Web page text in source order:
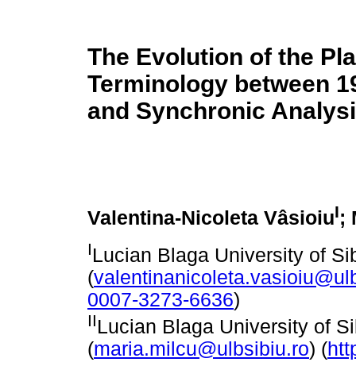
The Evolution of the
Terminology between
and Synchronic
Valentina-Nicoleta VâsioiuI;
ILucian Blaga University of
(
0007-3273-6636)
IILucian Blaga University of
(maria.milcu@ulbsibiu.ro) (